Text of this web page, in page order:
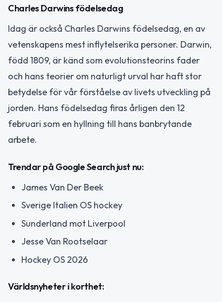
Charles Darwins födelsedag
Idag är också Charles Darwins födelsedag, en av
vetenskapens mest inflytelserika personer. Darwin,
född 1809, är känd som evolutionsteorins fader
och hans teorier om naturligt urval har haft stor
betydelse för vår förståelse av livets utveckling på
jorden. Hans födelsedag firas årligen den 12
februari som en hyllning till hans banbrytande
arbete.
Trendar på Google Search just nu:
James Van Der Beek
Sverige Italien OS hockey
Sunderland mot Liverpool
Jesse Van Rootselaar
Hockey OS 2026
Världsnyheter i korthet: